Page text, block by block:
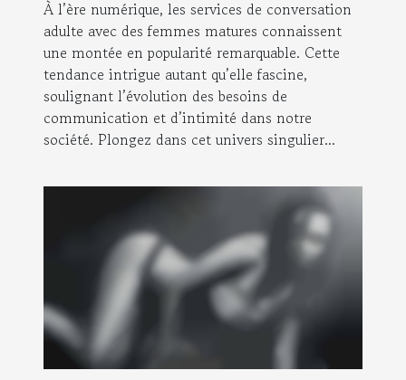
À l’ère numérique, les services de conversation
adulte avec des femmes matures connaissent
une montée en popularité remarquable. Cette
tendance intrigue autant qu’elle fascine,
soulignant l’évolution des besoins de
communication et d’intimité dans notre
société. Plongez dans cet univers singulier...